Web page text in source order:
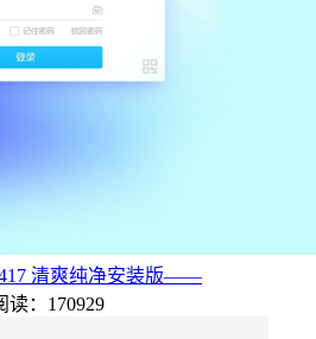
清爽纯净安装版——
读：170929